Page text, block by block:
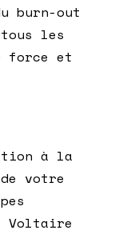
burn-out
les
force et
à la
votre
Voltaire